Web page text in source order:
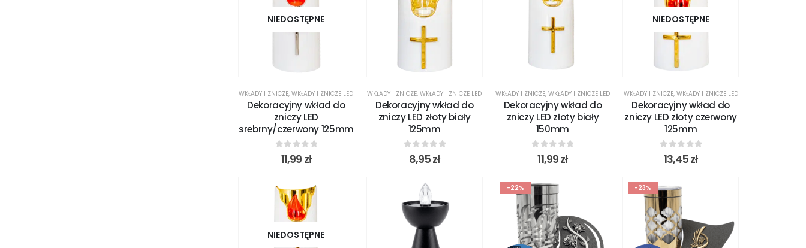
NIEDOSTĘPNE
WKŁADY I ZNICZE,WKŁADY I ZNICZE LED
Dekoracyjny wkład do
zniczy LED
srebrny/czerwony 125mm
out of 5
11,99 zł
WKŁADY I ZNICZE,WKŁADY I ZNICZE LED
Dekoracyjny wkład do
zniczy LED złoty biały
125mm
out of 5
8,95zł
WKŁADY I ZNICZE, WKŁADY I ZNICZE LED
Dekoracyjny wkład do
zniczy LED złoty biały
150mm
out of 5
11,99zł
NIEDOSTĘPNE
WKŁADY I ZNICZE, WKŁADY I ZNICZE LED
Dekoracyjny wkład do
zniczy LED złoty czerwony
125mm
out of 5
13,45zł
NIEDOSTĘPNE
-22% -23%